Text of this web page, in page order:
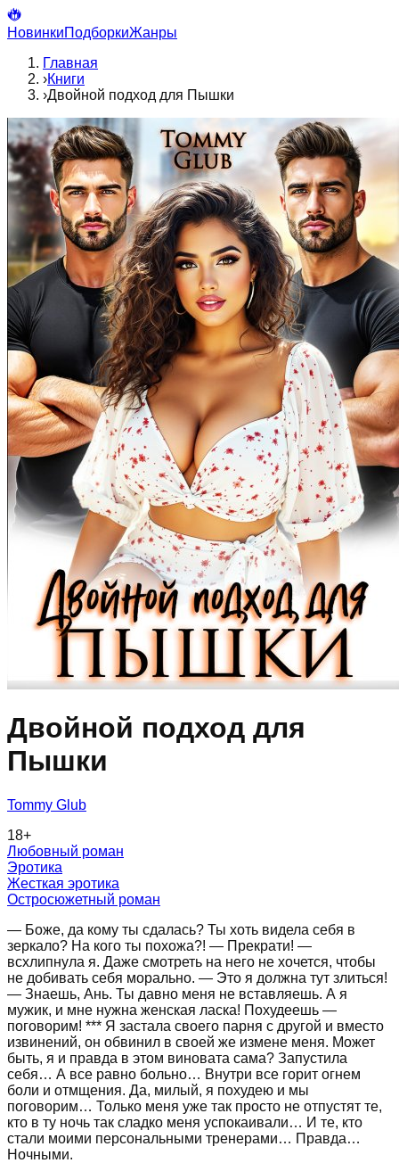
НовинкиПодборкиЖанры
Главная
›Книги
›Двойной подход для Пышки
Двойной подход для
Пышки
Tommy Glub
18+
Любовный роман
Эротика
Жесткая эротика
Остросюжетный роман
— Боже, да кому ты сдалась? Ты хоть видела себя в
зеркало? На кого ты похожа?! — Прекрати! —
всхлипнула я. Даже смотреть на него не хочется, чтобы
не добивать себя морально. — Это я должна тут злиться!
— Знаешь, Ань. Ты давно меня не вставляешь. А я
мужик, и мне нужна женская ласка! Похудеешь —
поговорим! *** Я застала своего парня с другой и вместо
извинений, он обвинил в своей же измене меня. Может
быть, я и правда в этом виновата сама? Запустила
себя… А все равно больно… Внутри все горит огнем
боли и отмщения. Да, милый, я похудею и мы
поговорим… Только меня уже так просто не отпустят те,
кто в ту ночь так сладко меня успокаивали… И те, кто
стали моими персональными тренерами… Правда…
Ночными.